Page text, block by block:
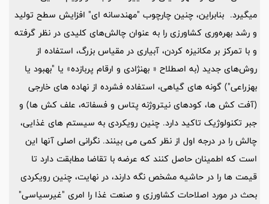
میگیرد. بنابراین، چنین چارچوب "مهندسانه ای" افزایش سطح تولید
و رشد بهره‌وری کشاورزی را به عنوان چالش‌های کلیدی در نظر گرفته
و با تمرکز بر مکانیزه کردن، آبیاری در مقیاس بزرگ، استفاده از
روش‌های جدید (به اصطلاح « بهنژادی و ارقام پربازده» یا "بهبود یا
بهزراعی") گونه های گیاهی، استفاده فشرده از نهاده های خارجی
(آفت کش ها، کودهای نیتروژنه پتاس و فسفاته، علف کش ها) و
جبر تکنولوژیک تاکید دارد. چنین رویکردی به سیستم های غذایی،
چالش را در درجه اول از نظر کمی می بینند. نگرانی اصلی آنها این
است که اطمینان حاصل کنند که عرضه با تقاضا مطابقت دارد تا
قیمت ها را در حاشیه مشخص نگه دارند، در نهایت، چنین رویکردی
بحث در مورد اصلاحات کشاورزی و صنعت غذا را امری "غیرسیاسی"